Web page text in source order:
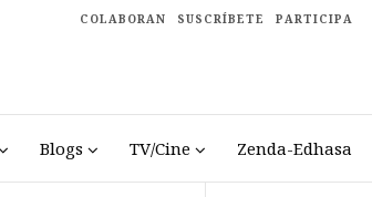
COLABORAN SUSCRÍBETE PARTICIPA
Blogs TV/Cine Zenda-Edhasa